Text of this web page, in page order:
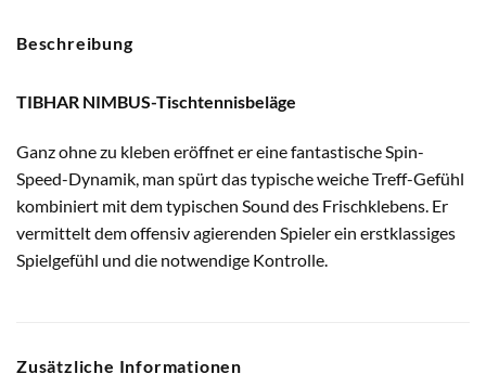
Beschreibung
TIBHAR NIMBUS-Tischtennisbeläge
Ganz ohne zu kleben eröffnet er eine fantastische Spin-
Speed-Dynamik, man spürt das typische weiche Treff-Gefühl
kombiniert mit dem typischen Sound des Frischklebens. Er
vermittelt dem offensiv agierenden Spieler ein erstklassiges
Spielgefühl und die notwendige Kontrolle.
Zusätzliche Informationen